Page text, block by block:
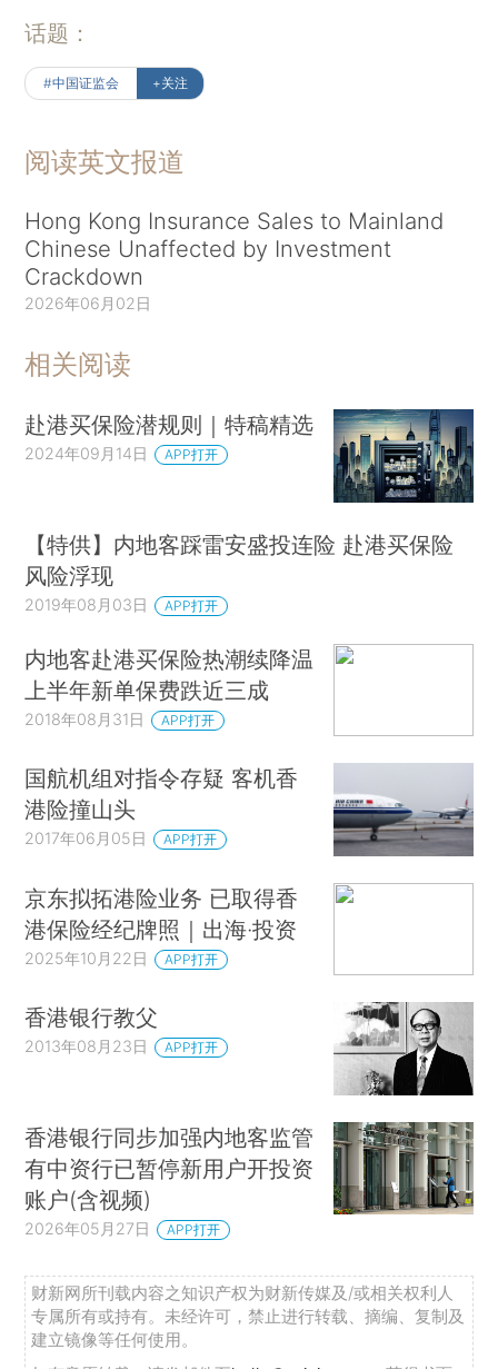
话题：
#中国证监会 +关注
阅读英文报道
Hong Kong Insurance Sales to Mainland
Chinese Unaffected by Investment
Crackdown
2026年06月02日
相关阅读
赴港买保险潜规则｜特稿精选
2024年09月14日 APP打开
【特供】内地客踩雷安盛投连险 赴港买保险
风险浮现
2019年08月03日 APP打开
内地客赴港买保险热潮续降温
上半年新单保费跌近三成
2018年08月31日 APP打开
国航机组对指令存疑 客机香
港险撞山头
2017年06月05日 APP打开
京东拟拓港险业务 已取得香
港保险经纪牌照｜出海·投资
2025年10月22日 APP打开
香港银行教父
2013年08月23日 APP打开
香港银行同步加强内地客监管
有中资行已暂停新用户开投资
账户(含视频)
2026年05月27日 APP打开
财新网所刊载内容之知识产权为财新传媒及/或相关权利人
专属所有或持有。未经许可，禁止进行转载、摘编、复制及
建立镜像等任何使用。